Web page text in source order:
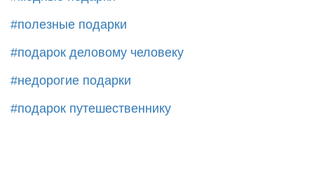
#полезные подарки
#подарок деловому человеку
#недорогие подарки
#подарок путешественнику